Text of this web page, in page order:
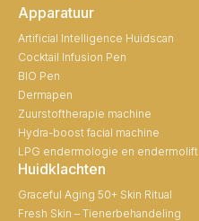
Apparatuur
Artificial Intelligence Huidscan
Cocktail Infusion Pen
BIO Pen
Dermapen
Zuurstoftherapie machine
Hydra-boost facial machine
LPG endermologie en endermolift
Huidklachten
Graceful Aging 50+ Skin Ritual
Fresh Skin – Tienerbehandeling